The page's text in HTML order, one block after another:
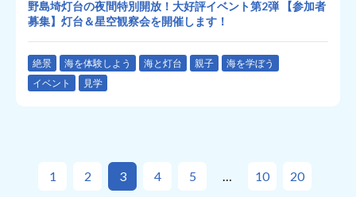
野島埼灯台の夜間特別開放！大好評イベント第2弾 【参加者
募集】灯台＆星空観察会を開催します！
絶景 海を体験しよう 海と灯台 親子
海を学ぼう
イベント
見学
1 2 3 4 5 10 20